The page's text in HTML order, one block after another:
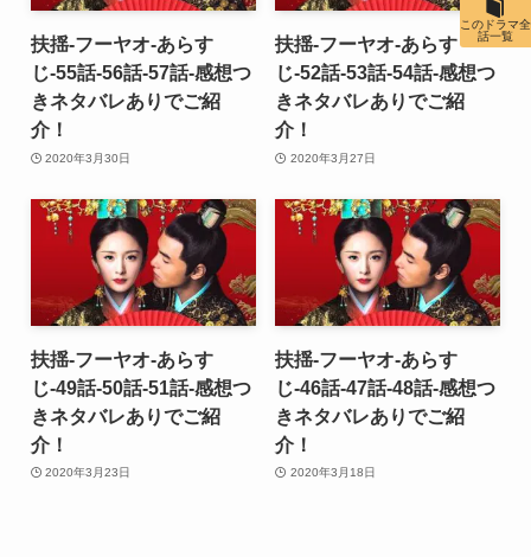
扶揺-フーヤオ-あらす
じ-55話-56話-57話-感想つ
きネタバレありでご紹
介！
2020年3月30日
扶揺-フーヤオ-あらす
じ-52話-53話-54話-感想つ
きネタバレありでご紹
介！
2020年3月27日
扶揺-フーヤオ-あらす
じ-49話-50話-51話-感想つ
きネタバレありでご紹
介！
2020年3月23日
扶揺-フーヤオ-あらす
じ-46話-47話-48話-感想つ
きネタバレありでご紹
介！
2020年3月18日
このドラマ全
話一覧